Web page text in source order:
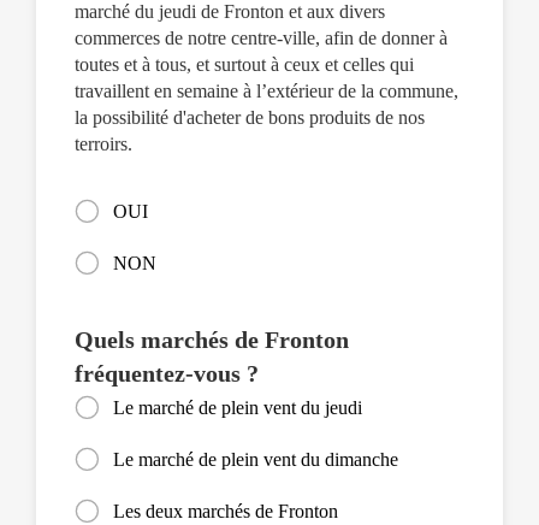
marché du jeudi de Fronton et aux divers
commerces de notre centre-ville, afin de donner à
toutes et à tous, et surtout à ceux et celles qui
travaillent en semaine à l’extérieur de la commune,
la possibilité d'acheter de bons produits de nos
terroirs.
OUI
NON
Quels marchés de Fronton
fréquentez-vous ?
Le marché de plein vent du jeudi
Le marché de plein vent du dimanche
Les deux marchés de Fronton